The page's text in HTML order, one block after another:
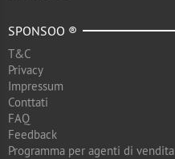
SPONSOO ®
T&C
Privacy
Impressum
Conttati
FAQ
Feedback
Programma per agenti di vendita